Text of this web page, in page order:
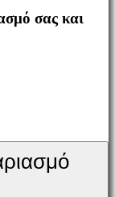
σας και